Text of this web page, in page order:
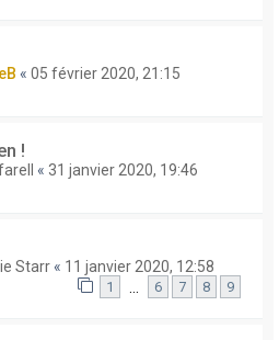
« 05 février 2020, 21:15
!
« 31 janvier 2020, 19:46
Starr « 11 janvier 2020, 12:58
1 6 7 8 9